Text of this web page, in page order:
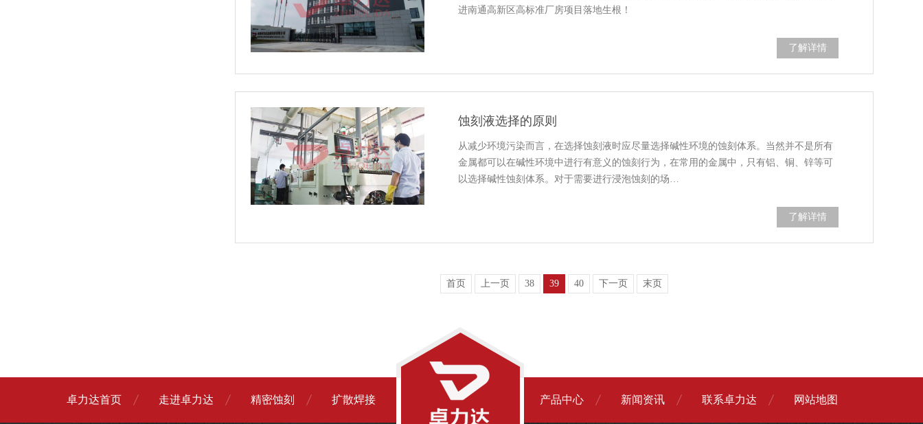
进南通高新区高标准厂房项目落地生根！
了解详情
蚀刻液选择的原则
从减少环境污染而言，在选择蚀刻液时应尽量选择碱性环境的蚀刻体系。当然并不是所有
金属都可以在碱性环境中进行有意义的蚀刻行为，在常用的金属中，只有铝、铜、锌等可
以选择碱性蚀刻体系。对于需要进行浸泡蚀刻的场…
了解详情
首页 上一页 38 39 40 下一页 末页
卓力达首页 走进卓力达 精密蚀刻 扩散焊接 产品中心 新闻资讯 联系卓力达 网站地图